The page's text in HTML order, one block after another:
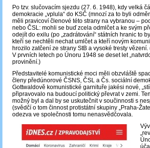
Po tzv. slučovacím sjezdu (27. 6. 1948), kdy velká
demokracie „vplula“ do KSČ (mnozí za to byli
měli pravicoví členové této strany na vybranou –
nebo ČSL: mohli se buď zcela odmlčet a ke svým
odejít do exilu (po „zadrátování“ státních hranic to
kteří se nechtěli nechat umlčet a kteří novým
hrozilo zatčení ze strany StB a vysoké tresty
V prvních letech po Únoru 1948 se deset let
provinění.)
Představitelé komunistické moci měli obzvláště
členy předúnorové ČSNS, ČSL a Čs. sociální
Gottwaldově komunistické garnituře jakési nové,
připravovalo na budoucí politický převrat v zemi.
možný byl a dal by se uskutečnit v součinnosti s
(svědčí o tom činnost protistátní skupiny „Praha-
odezva ve společnosti tomu nenasvědčovala.